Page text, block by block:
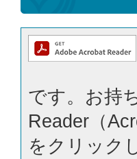
です。お持
Reader（
をクリック